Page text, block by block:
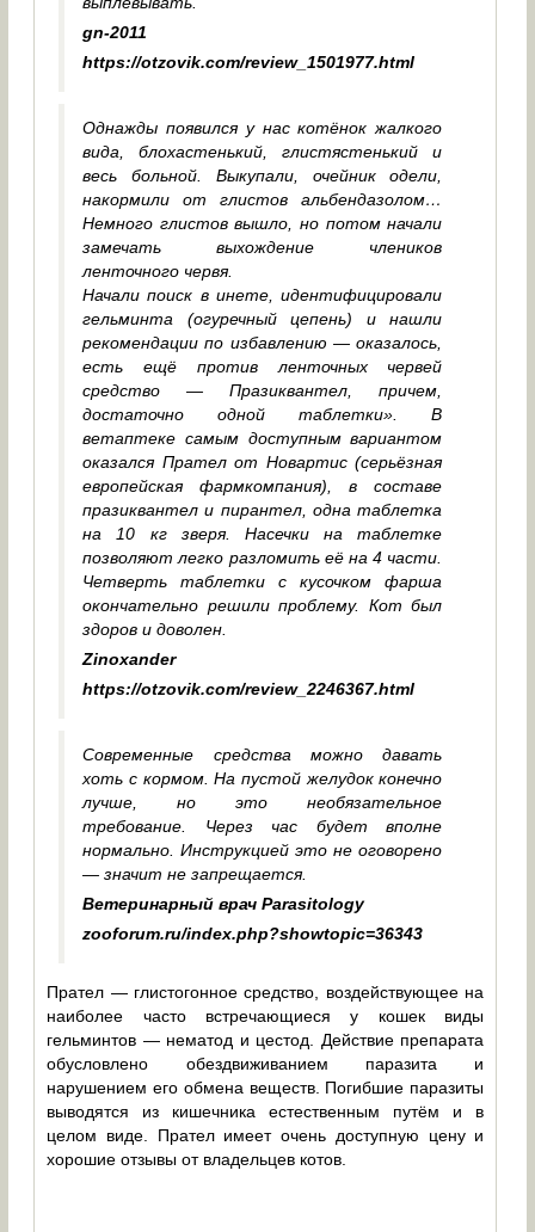
gn-2011
https://otzovik.com/review_1501977.html
Однажды появился у нас котёнок жалкого
вида, блохастенький, глистястенький и
весь больной. Выкупали, очейник одели,
накормили от глистов альбендазолом…
Немного глистов вышло, но потом начали
замечать выхождение члеников
ленточного червя.
Начали поиск в инете, идентифицировали
гельминта (огуречный цепень) и нашли
рекомендации по избавлению — оказалось,
есть ещё против ленточных червей
средство — Празиквантел, причем,
достаточно одной таблетки». В
ветаптеке самым доступным вариантом
оказался Прател от Новартис (серьёзная
европейская фармкомпания), в составе
празиквантел и пирантел, одна таблетка
на 10 кг зверя. Насечки на таблетке
позволяют легко разломить её на 4 части.
Четверть таблетки с кусочком фарша
окончательно решили проблему. Кот был
здоров и доволен.
Zinoxander
https://otzovik.com/review_2246367.html
Современные средства можно давать
хоть с кормом. На пустой желудок конечно
лучше, но это необязательное
требование. Через час будет вполне
нормально. Инструкцией это не оговорено
— значит не запрещается.
Ветеринарный врачParasitology
zooforum.ru/index.php?showtopic=36343
Прател — глистогонное средство, воздействующее на
наиболее часто встречающиеся у кошек виды
гельминтов — нематод и цестод. Действие препарата
обусловлено обездвиживанием паразита и
нарушением его обмена веществ. Погибшие паразиты
выводятся из кишечника естественным путём и в
целом виде. Прател имеет очень доступную цену и
хорошие отзывы от владельцев котов.